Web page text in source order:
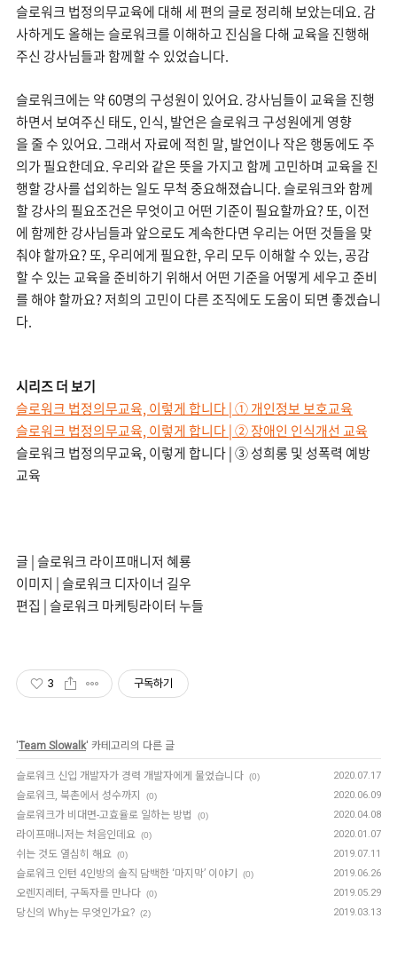
슬로워크 법정의무교육에 대해 세 편의 글로 정리해 보았는데요. 감
사하게도 올해는 슬로워크를 이해하고 진심을 다해 교육을 진행해
주신 강사님들과 함께할 수 있었습니다.
슬로워크에는 약 60명의 구성원이 있어요. 강사님들이 교육을 진행
하면서 보여주신 태도, 인식, 발언은 슬로워크 구성원에게 영향
을 줄 수 있어요. 그래서 자료에 적힌 말, 발언이나 작은 행동에도 주
의가 필요한데요. 우리와 같은 뜻을 가지고 함께 고민하며 교육을 진
행할 강사를 섭외하는 일도 무척 중요해졌습니다. 슬로워크와 함께
할 강사의 필요조건은 무엇이고 어떤 기준이 필요할까요? 또, 이전
에 함께한 강사님들과 앞으로도 계속한다면 우리는 어떤 것들을 맞
춰야 할까요? 또, 우리에게 필요한, 우리 모두 이해할 수 있는, 공감
할 수 있는 교육을 준비하기 위해서 어떤 기준을 어떻게 세우고 준비
를 해야 할까요? 저희의 고민이 다른 조직에도 도움이 되면 좋겠습니
다.
시리즈 더 보기
슬로워크 법정의무교육, 이렇게 합니다 | ① 개인정보 보호교육
슬로워크 법정의무교육, 이렇게 합니다 | ② 장애인 인식개선 교육
슬로워크 법정의무교육, 이렇게 합니다 | ③ 성희롱 및 성폭력 예방
교육
글 | 슬로워크 라이프매니저 혜룡
이미지 | 슬로워크 디자이너 길우
편집 | 슬로워크 마케팅라이터 누들
3 구독하기
'Team Slowalk' 카테고리의 다른 글
슬로워크 신입 개발자가 경력 개발자에게 물었습니다 (0) 2020.07.17
슬로워크, 북촌에서 성수까지 (0) 2020.06.09
슬로워크가 비대면-고효율로 일하는 방법 (0) 2020.04.08
라이프매니저는 처음인데요 (0) 2020.01.07
쉬는 것도 열심히 해요 (0) 2019.07.11
슬로워크 인턴 4인방의 솔직 담백한 ‘마지막’ 이야기 (0) 2019.06.26
오렌지레터, 구독자를 만나다 (0) 2019.05.29
당신의 Why는 무엇인가요? (2) 2019.03.13